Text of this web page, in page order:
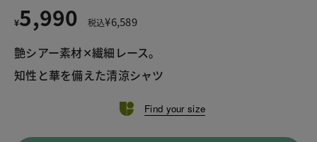
¥5,990 税込¥6,589
艶シアー素材✕繊細レース。
知性と華を備えた清涼シャツ
Find your size
¥5,990
税込¥6,589
LINE X メール